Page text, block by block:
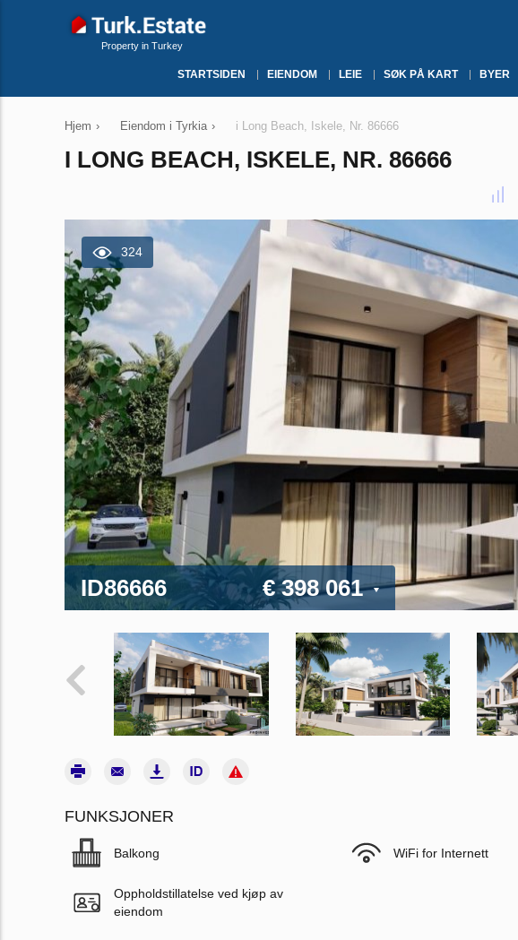
Property in Turkey
STARTSIDEN EIENDOM LEIE SØK PÅ KART BYER
Hjem › Eiendom i Tyrkia › i Long Beach, Iskele, Nr. 86666
I LONG BEACH, ISKELE, NR. 86666
324
ID86666 € 398 061
FUNKSJONER
Balkong WiFi for Internett
Oppholdstillatelse ved kjøp av
eiendom